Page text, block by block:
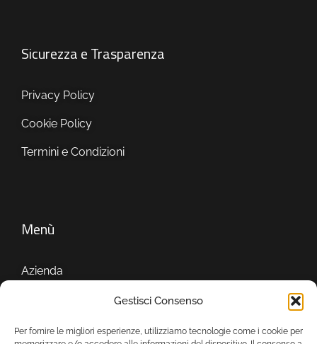
Gestisci Consenso
Per fornire le migliori esperienze, utilizziamo tecnologie come i cookie per
Sicurezza e Trasparenza
Privacy Policy
Cookie Policy
Termini e Condizioni
Menù
Azienda
Showroom